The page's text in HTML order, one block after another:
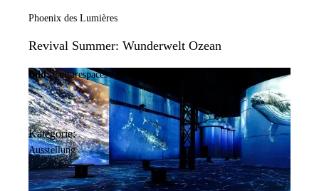
Phoenix des Lumières
Revival Summer: Wunderwelt Ozean
Bild: Culturespaces / Falko Wübbecke
Kategorie:
Ausstellung